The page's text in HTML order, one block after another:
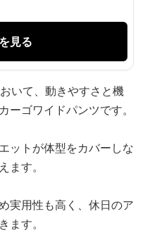
見る
いて、動きやすさと機
ゴワイドパンツです。
ットが体型をカバーしな
ます。
実用性も高く、休日のア
ます。